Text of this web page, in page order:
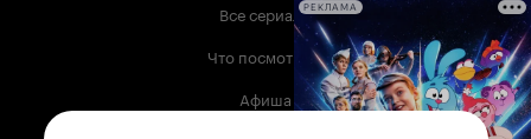
Все сериалы
Что посмотреть
Афиша
РЕКЛАМА